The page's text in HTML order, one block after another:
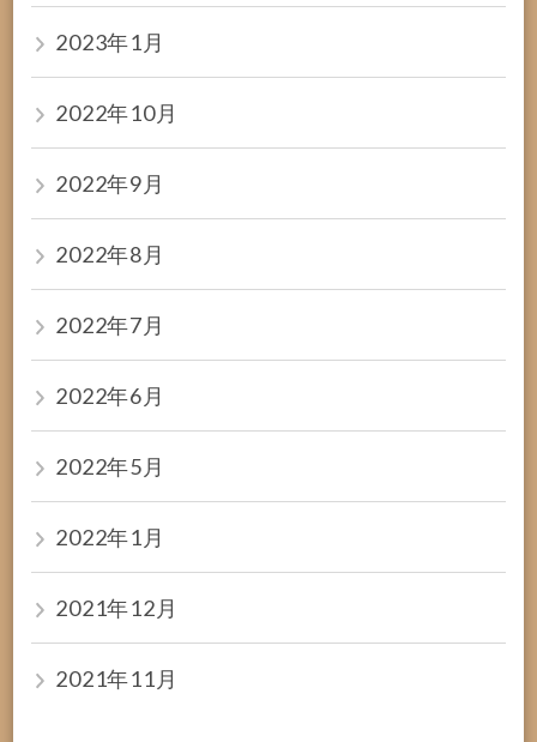
2023年1月
2022年10月
2022年9月
2022年8月
2022年7月
2022年6月
2022年5月
2022年1月
2021年12月
2021年11月